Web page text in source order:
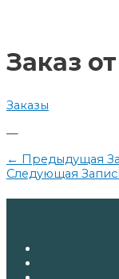
Заказ
Заказы
—
по
← Предыдущая
Следующая